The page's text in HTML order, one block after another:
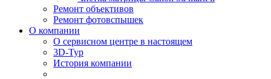
Ремонт объективов
Ремонт фотовспышек
О компании
О сервисном центре в настоящем
3D-Тур
История компании